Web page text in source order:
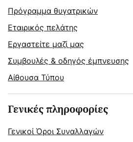
Πρόγραμμα θυγατρικών
Εταιρικός πελάτης
Εργαστείτε μαζί μας
Συμβουλές & οδηγός έμπνευσης
Αίθουσα Τύπου
Γενικές πληροφορίες
Γενικοί Όροι Συναλλαγών